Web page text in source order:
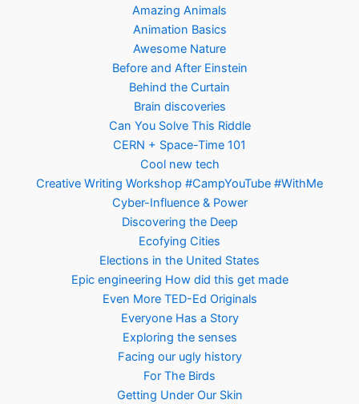
Amazing Animals
Animation Basics
Awesome Nature
Before and After Einstein
Behind the Curtain
Brain discoveries
Can You Solve This Riddle
CERN + Space-Time 101
Cool new tech
Creative Writing Workshop #CampYouTube #WithMe
Cyber-Influence & Power
Discovering the Deep
Ecofying Cities
Elections in the United States
Epic engineering How did this get made
Even More TED-Ed Originals
Everyone Has a Story
Exploring the senses
Facing our ugly history
For The Birds
Getting Under Our Skin